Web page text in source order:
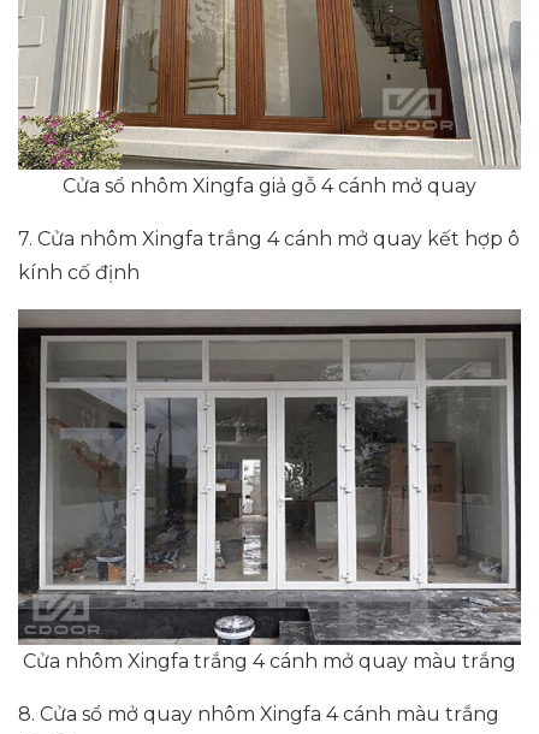
Cửa sổ nhôm Xingfa giả gỗ 4 cánh mở quay
7. Cửa nhôm Xingfa trắng 4 cánh mở quay kết hợp ô
kính cố định
Cửa nhôm Xingfa trắng 4 cánh mở quay màu trắng
8. Cửa sổ mở quay nhôm Xingfa 4 cánh màu trắng